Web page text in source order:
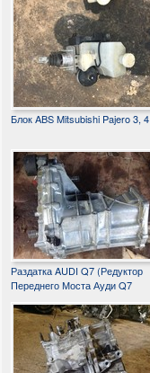
Блок ABS Mitsubishi Pajero 3, 4
Раздатка AUDI Q7 (Редуктор
Переднего Моста Ауди Q7